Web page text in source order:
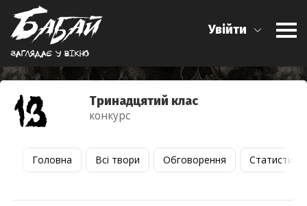
Заглядає у вiкно
Увійти
Тринадцятий клас
конкурс
Головна Всі твори Обговорення Статистика